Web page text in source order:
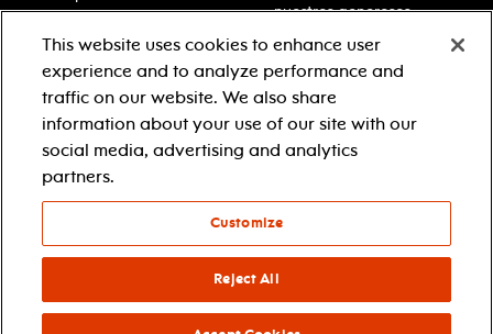
escolar
residencias en escuelas
desarrollo profesional
recursos para docentes
comuníquese con el
equipo educativo
nuestros generosos
© 2021 new jersey performing arts center
This website uses cookies to enhance user
experience and to analyze performance and
traffic on our website. We also share
information about your use of our site with our
social media, advertising and analytics
partners.
Customize
Reject All